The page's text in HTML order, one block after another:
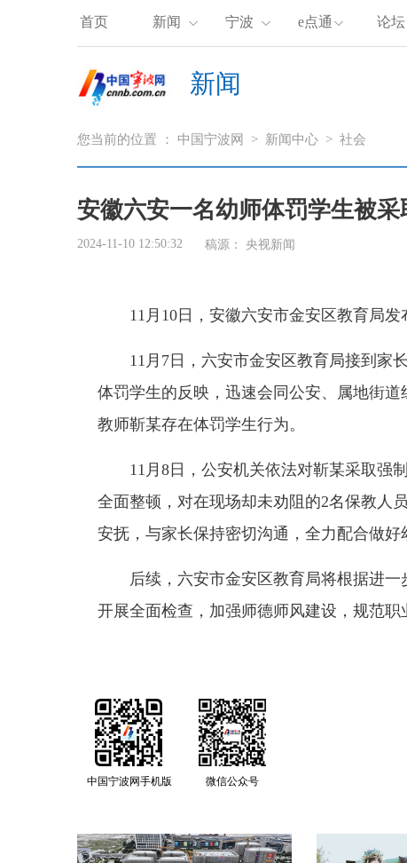
首页 新闻 宁波 e点通 论坛
新闻
您当前的位置 ： 中国宁波网 > 新闻中心 > 社会
安徽六安一名幼师体罚学生被
2024-11-10 12:50:32 稿源： 央视新闻
11月10日，安徽六安市金安区教育局发
11月7日，六安市金安区教育局接到家
体罚学生的反映，迅速会同公安、属地街
教师靳某存在体罚学生行为。
11月8日，公安机关依法对靳某采取强
全面整顿，对在现场却未劝阻的2名保教人
安抚，与家长保持密切沟通，全力配合做好
后续，六安市金安区教育局将根据进一
开展全面检查，加强师德师风建设，规范职
中国宁波网手机版 微信公众号